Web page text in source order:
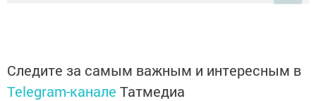
Следите за самым важным и интересным в
Telegram-канале Татмедиа